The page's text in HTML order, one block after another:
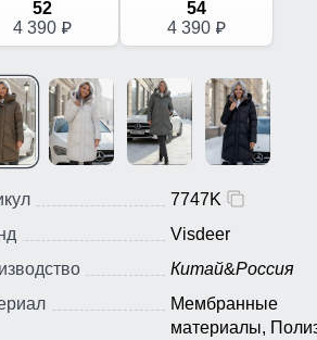
52
4 390 p
54
4 390 p
7747K
Visdeer
Китай&Россия
Мембранные
материалы,